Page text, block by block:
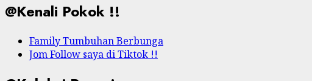
@Kenali Pokok !!
Family Tumbuhan Berbunga
Jom Follow saya di Tiktok !!